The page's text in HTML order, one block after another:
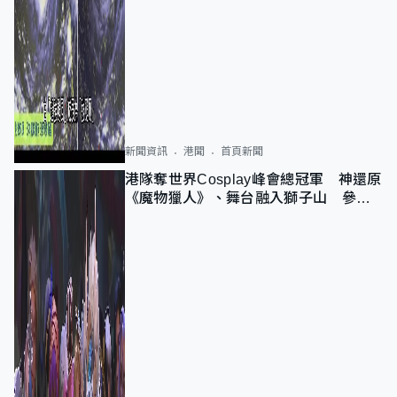
新聞資訊 港聞 首頁新聞
港隊奪世界Cosplay峰會總冠軍 神還原
《魔物獵人》、舞台融入獅子山 參賽